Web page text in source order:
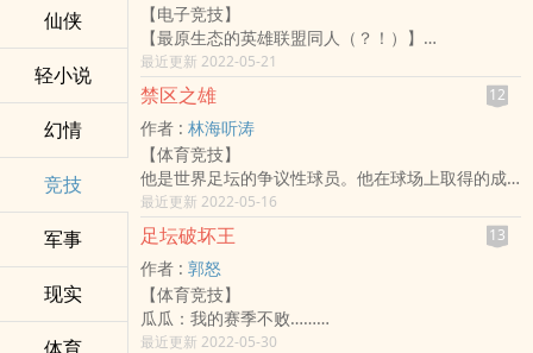
仙侠
轻小说
幻情
竞技
军事
现实
【电子竞技】
【最原生态的英雄联盟同人（？！）】
那一年，德玛西亚还固守荣光拒绝任何形式的魔
法。
那一年，来自祖安的家伙在皮城提出了光荣的进
化。
那一年，比尔吉沃特还在蚀魂夜的黑雾下瑟瑟发
抖。
那一年，艾希从死去的母亲那接管了整个阿瓦罗
萨。
那一年，诺克萨斯全国动员起来准备入侵艾欧尼
亚。
那一年，恕瑞玛的未来还是一片看不透的漫天黄
沙。
那一年，一个来自异世界的灵魂带着一个快乐的系
最近更新 2022-05-21
禁区之雄 12
作者 : 林海听涛
【体育竞技】
他是世界足坛的争议性球员。他在球场上取得的成
就有目共睹，但同时他冲动嚣张招人讨厌，他推搡
主裁判，挑衅对手，引发斗殴……
他让主裁判头疼，他让对手的后卫和门将头疼，他
甚至让自己和对方的主教练都头痛……
他让媒体们疯狂追逐。
他用进球取悦球迷。
他是天使与魔鬼的综合体，有人有多讨厌他，就有
最近更新 2022-05-16
足坛破坏王 13
作者 : 郭怒
【体育竞技】
瓜瓜：我的赛季不败……
鸟叔：我的赛季百分……
最近更新 2022-05-30